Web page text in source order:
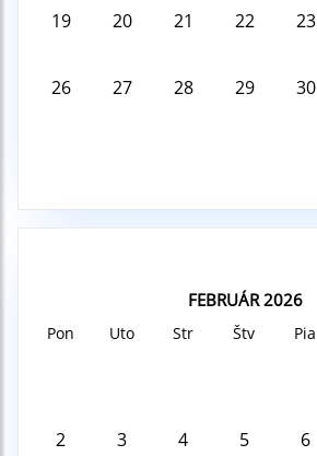
19 20 21 22 23
26 27 28 29 30
FEBRUÁR 2026
Pon Uto Str Štv Pia
2 3 4 5 6